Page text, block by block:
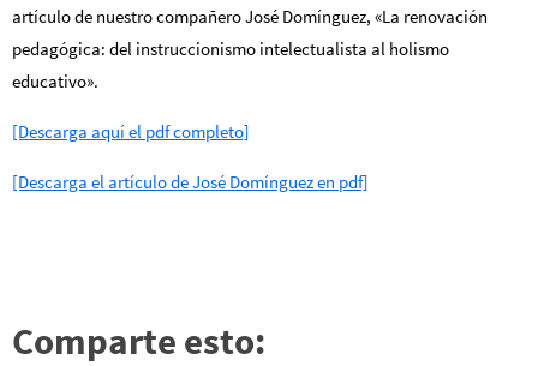
artículo de nuestro compañero José Domínguez, «La renovación
pedagógica: del instruccionismo intelectualista al holismo
educativo».
[Descarga aquí el pdf completo]
[Descarga el artículo de José Domínguez en pdf]
Comparte esto: